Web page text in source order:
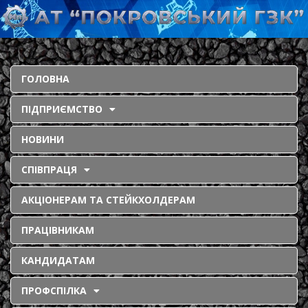
ГОЛОВНА
ПІДПРИЄМСТВО
НОВИНИ
СПІВПРАЦЯ
АКЦІОНЕРАМ ТА СТЕЙКХОЛДЕРАМ
ПРАЦІВНИКАМ
КАНДИДАТАМ
ПРОФСПІЛКА